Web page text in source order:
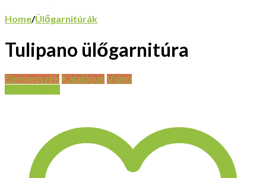
Home/Ülőgarnitúrák
Tulipano ülőgarnitúra
Elemjegyzék Katalógus Video